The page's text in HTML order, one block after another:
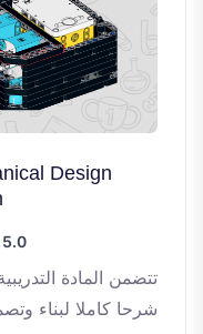
Design
5.0
شرحا كاملا لبناء